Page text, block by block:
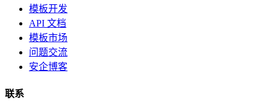
模板开发
API 文档
模板市场
问题交流
安企博客
联系